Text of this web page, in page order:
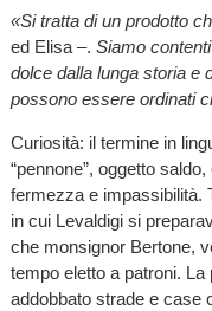
«Si tratta di un prodotto
ed Elisa –. Siamo
dolce dalla lunga storia e
possono essere ordinati
Curiosità: il termine in
“pennone”, oggetto
fermezza e impassibilità.
in cui Levaldigi si
che monsignor Bertone,
tempo eletto a patroni. La
addobbato strade e case